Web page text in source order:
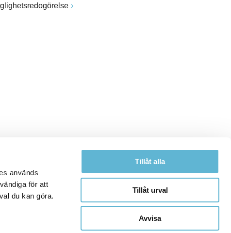
används
för att
du kan göra.
Tillåt alla
Tillåt urval
Avvisa